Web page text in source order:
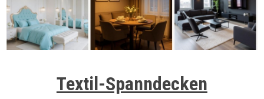
Textil-Spanndecken